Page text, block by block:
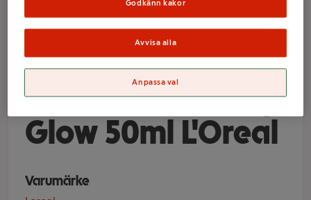
Ansiktskräm Dag
Revitalift Ginseng
Glow 50ml L'Oreal
Varumärke
Godkänn kakor
Avvisa alla
Anpassa val